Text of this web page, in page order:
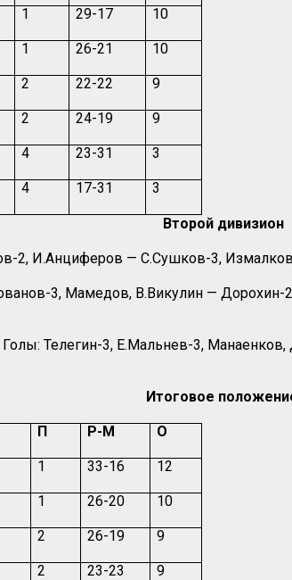
1 29-17 10
1 26-21 10
2 22-22 9
2 24-19 9
4 23-31 3
4 17-31 3
Второй дивизион
2, И.Анциферов — С.Сушков-3,
3, Мамедов, В.Викулин —
Голы: Телегин-3, Е.Мальнев-3,
Итоговое
П Р-М О
1 33-16 12
1 26-20 10
2 26-19 9
2 23-23 9